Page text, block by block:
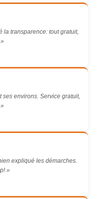
la transparence: tout gratuit,
ses environs. Service gratuit,
expliqué les démarches.
»